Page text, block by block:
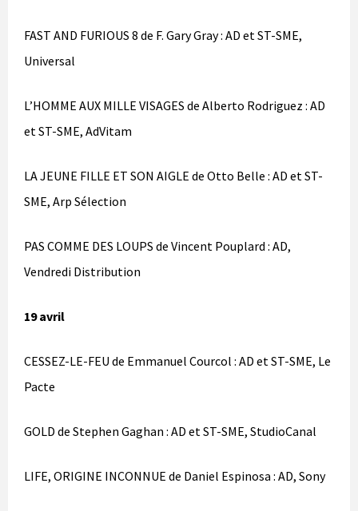
FAST AND FURIOUS 8 de F. Gary Gray : AD et ST-SME,
Universal
L’HOMME AUX MILLE VISAGES de Alberto Rodriguez : AD
et ST-SME, AdVitam
LA JEUNE FILLE ET SON AIGLE de Otto Belle : AD et ST-
SME, Arp Sélection
PAS COMME DES LOUPS de Vincent Pouplard : AD,
Vendredi Distribution
19 avril
CESSEZ-LE-FEU de Emmanuel Courcol : AD et ST-SME, Le
Pacte
GOLD de Stephen Gaghan : AD et ST-SME, StudioCanal
LIFE, ORIGINE INCONNUE de Daniel Espinosa : AD, Sony